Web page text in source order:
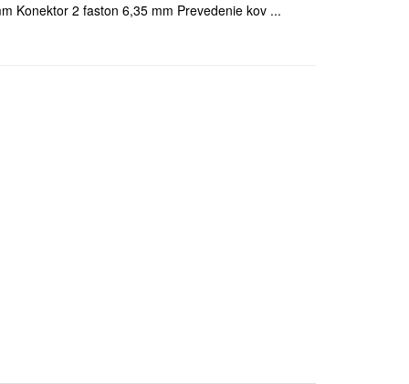
Konektor 2 faston 6,35 mm Prevedenie kov ...